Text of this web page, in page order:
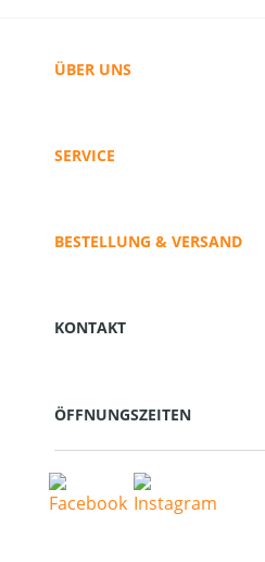
ÜBER UNS
SERVICE
BESTELLUNG & VERSAND
KONTAKT
ÖFFNUNGSZEITEN